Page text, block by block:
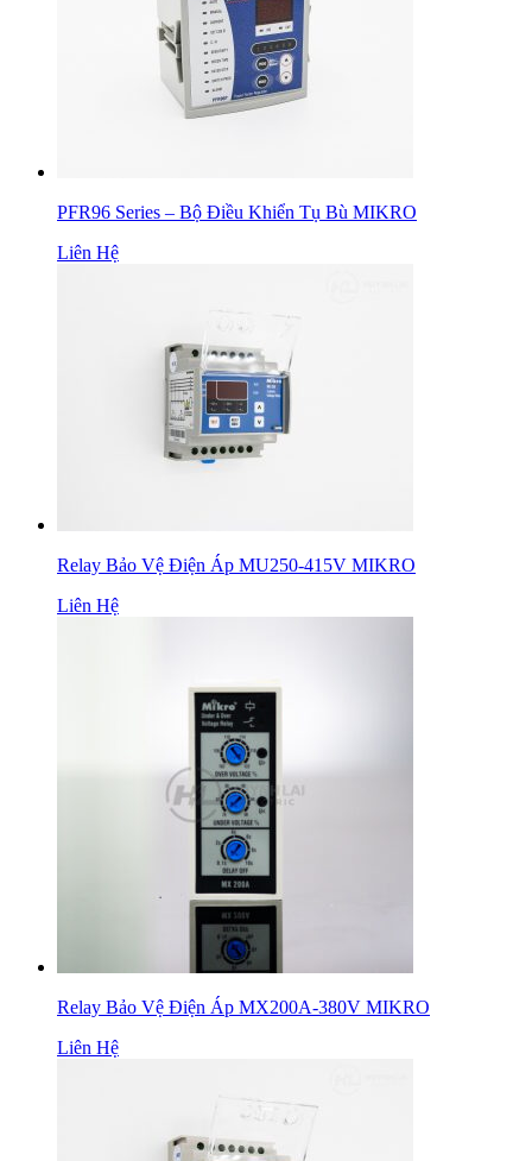
PFR96 Series – Bộ Điều Khiển Tụ Bù MIKRO
Liên Hệ
Relay Bảo Vệ Điện Áp MU250-415V MIKRO
Liên Hệ
Relay Bảo Vệ Điện Áp MX200A-380V MIKRO
Liên Hệ